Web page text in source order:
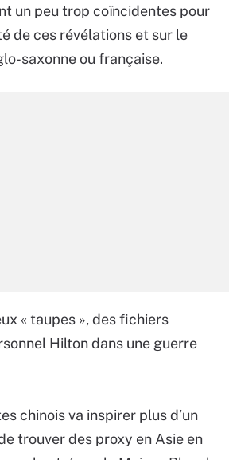
un peu trop coïncidentes pour
de ces révélations et sur le
saxonne ou française.
« taupes », des fichiers
Hilton dans une guerre
chinois va inspirer plus d’un
trouver des proxy en Asie en